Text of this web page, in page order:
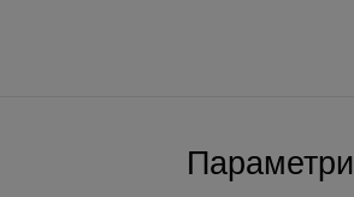
Параметри